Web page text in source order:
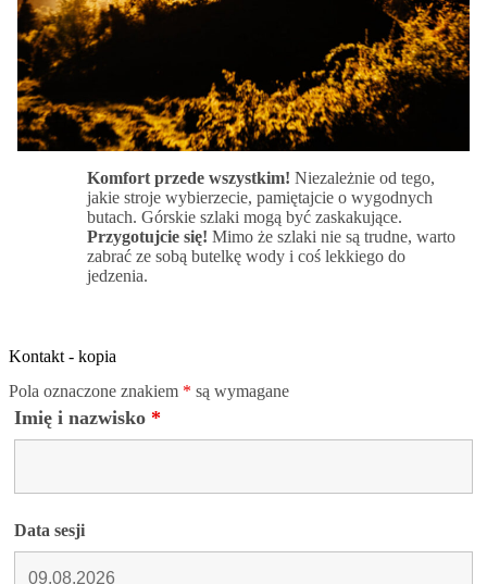
Komfort przede wszystkim! Niezależnie od tego,
jakie stroje wybierzecie, pamiętajcie o wygodnych
butach. Górskie szlaki mogą być zaskakujące.
Przygotujcie się! Mimo że szlaki nie są trudne, warto
zabrać ze sobą butelkę wody i coś lekkiego do
jedzenia.
Kontakt - kopia
Pola oznaczone znakiem * są wymagane
Imię i nazwisko *
Data sesji